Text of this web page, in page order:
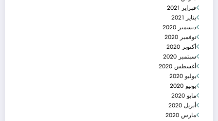
فبراير 2021
يناير 2021
ديسمبر 2020
نوفمبر 2020
أكتوبر 2020
سبتمبر 2020
أغسطس 2020
يوليو 2020
يونيو 2020
مايو 2020
أبريل 2020
مارس 2020